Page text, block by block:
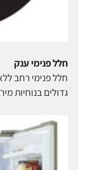
חלל פנימי ענק
חלל פנימי רחב
גדולים בנוחיות